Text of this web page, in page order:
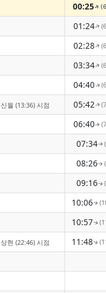
00:25↑
01:24↑
02:28↑
03:34↑
04:40↑
신월 (13:36) 시점 05:42↑
06:40↑
07:34↑
08:26↑
09:16↑
10:06↑
10:57↑
상현 (22:46) 시점 11:48↑